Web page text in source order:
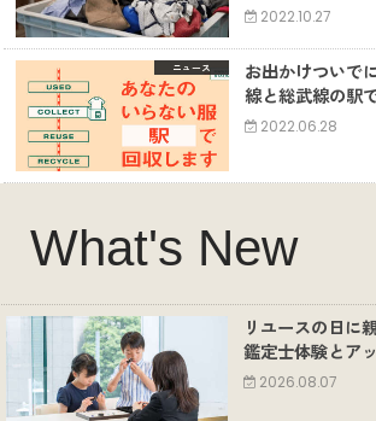
2022.10.27
ニュース
お出かけついで
線と総武線の駅
2022.06.28
What's New
リユースの日に
鑑定士体験とア
2026.08.07